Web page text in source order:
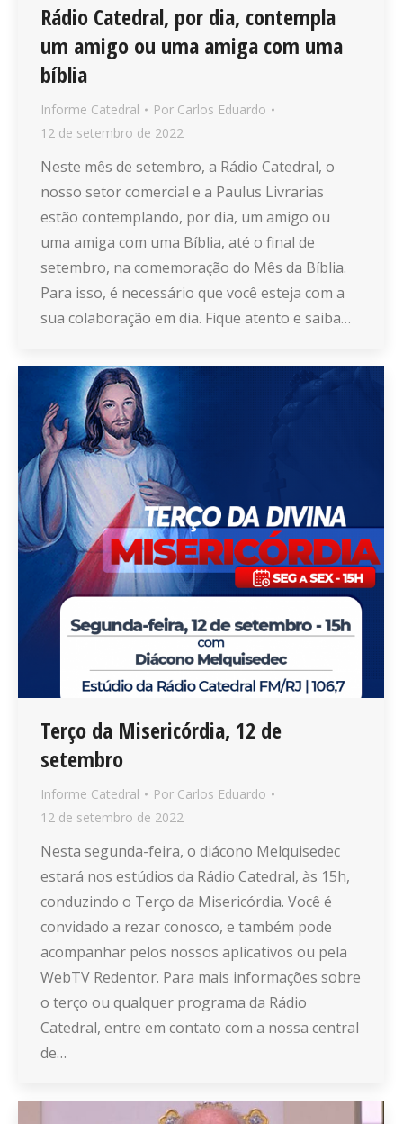
Rádio Catedral, por dia, contempla
um amigo ou uma amiga com uma
bíblia
Informe Catedral Por Carlos Eduardo
12 de setembro de 2022
Neste mês de setembro, a Rádio Catedral, o
nosso setor comercial e a Paulus Livrarias
estão contemplando, por dia, um amigo ou
uma amiga com uma Bíblia, até o final de
setembro, na comemoração do Mês da Bíblia.
Para isso, é necessário que você esteja com a
sua colaboração em dia. Fique atento e saiba…
Terço da Misericórdia, 12 de
setembro
Informe Catedral Por Carlos Eduardo
12 de setembro de 2022
Nesta segunda-feira, o diácono Melquisedec
estará nos estúdios da Rádio Catedral, às 15h,
conduzindo o Terço da Misericórdia. Você é
convidado a rezar conosco, e também pode
acompanhar pelos nossos aplicativos ou pela
WebTV Redentor. Para mais informações sobre
o terço ou qualquer programa da Rádio
Catedral, entre em contato com a nossa central
de…